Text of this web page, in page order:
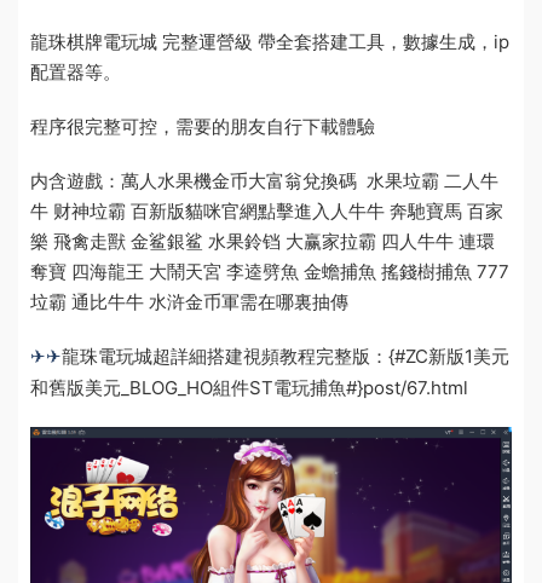
龍珠棋牌電玩城 完整運營級 帶全套搭建工具，數據生成，ip
配置器等。
程序很完整可控，需要的朋友自行下載體驗
内含遊戲：萬人水果機金币大富翁兌換碼 水果垃霸 二人牛
牛 财神垃霸 百新版貓咪官網點擊進入 人牛牛 奔馳寶馬 百家
樂 飛禽走獸 金鲨銀鲨 水果鈴铛 大赢家拉霸 四人牛牛 連環
奪寶 四海龍王 大鬧天宮 李逵劈魚 金蟾捕魚 搖錢樹捕魚 777
垃霸 通比牛牛 水浒金币軍需在哪裏抽傳
✈✈龍珠電玩城超詳細搭建視頻教程完整版： {#ZC新版1美元
和舊版美元 _BLOG_HO組件ST電玩捕魚#}post/67.html